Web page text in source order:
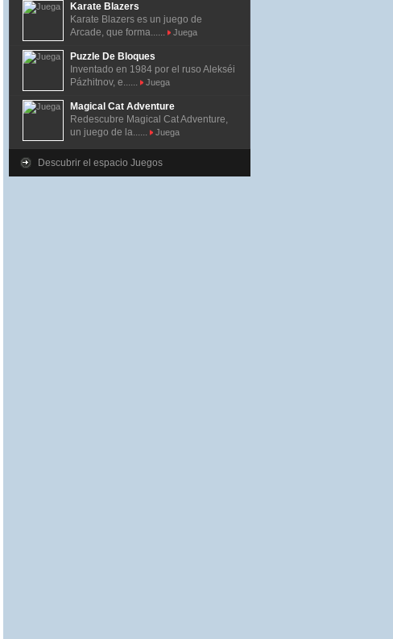
Karate Blazers
Karate Blazers es un juego de
Arcade, que forma......
Juega
Puzzle De Bloques
Inventado en 1984 por el ruso Alekséi
Pázhitnov, e......
Juega
Magical Cat Adventure
Redescubre Magical Cat Adventure,
un juego de la......
Juega
Descubrir el espacio Juegos